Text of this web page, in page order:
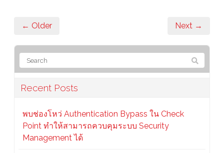
← Older Next →
Recent Posts
พบช่องโหว่ Authentication Bypass ใน Check
Point ทำให้สามารถควบคุมระบบ Security
Management ได้